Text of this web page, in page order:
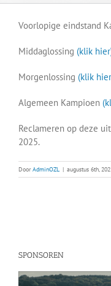
Voorlopige eindstand
Middaglossing (klik
Morgenlossing (klik
Algemeen Kampioen
Reclameren op deze
2025.
DoorAdminOZL | augustus 6th,
SPONSOREN